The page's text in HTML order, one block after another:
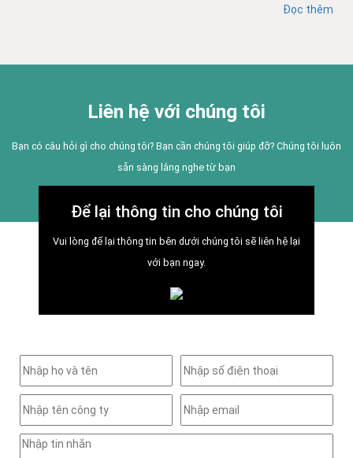
Đọc thêm
Liên hệ với chúng tôi
Bạn có câu hỏi gì cho chúng tôi? Bạn cần chúng tôi giúp đỡ? Chúng tôi luôn
sẵn sàng lắng nghe từ bạn
Để lại thông tin cho chúng tôi
Vui lòng để lại thông tin bên dưới chúng tôi sẽ liên hệ lại
với bạn ngay.